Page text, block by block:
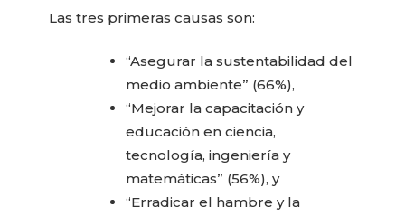
Las tres primeras causas son:
“Asegurar la sustentabilidad del
medio ambiente” (66%),
“Mejorar la capacitación y
educación en ciencia,
tecnología, ingeniería y
matemáticas” (56%), y
“Erradicar el hambre y la